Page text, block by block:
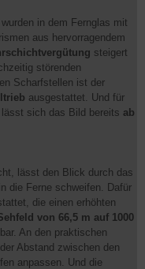
in dem Fernglas mit
aus hervorragendem
steigert
störenden
Scharfstellen ist der
ausgestattet. Und für
sich das Bild bereits ab
lässt den Blick durch das
die Ferne schweifen. Dafür
die einen erhöhten
von 66,5 m auf 1000
An den praktischen
Abstand zwischen den
anpassen. Und die